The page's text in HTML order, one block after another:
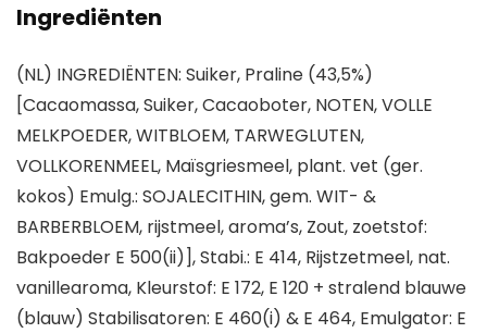
Ingrediënten
(NL) INGREDIËNTEN: Suiker, Praline (43,5%)
[Cacaomassa, Suiker, Cacaoboter, NOTEN, VOLLE
MELKPOEDER, WITBLOEM, TARWEGLUTEN,
VOLLKORENMEEL, Maïsgriesmeel, plant. vet (ger.
kokos) Emulg.: SOJALECITHIN, gem. WIT- &
BARBERBLOEM, rijstmeel, aroma’s, Zout, zoetstof:
Bakpoeder E 500(ii)], Stabi.: E 414, Rijstzetmeel, nat.
vanillearoma, Kleurstof: E 172, E 120 + stralend blauwe
(blauw) Stabilisatoren: E 460(i) & E 464, Emulgator: E